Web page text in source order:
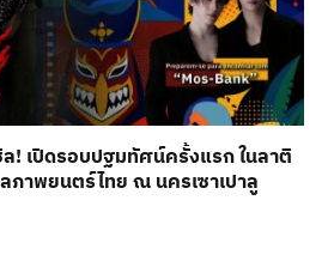
! เปิดรอบปฐมทัศน์ครั้งแรก ในลาติ
ภาพยนตร์ไทย ณ นครเซาเปาลู